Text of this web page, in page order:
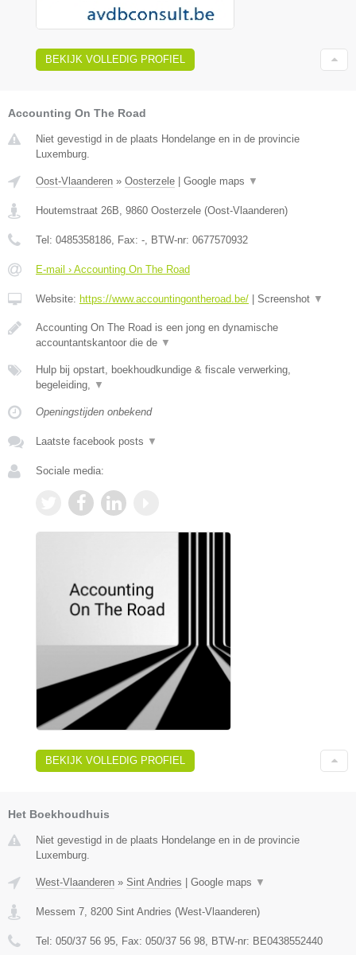
BEKIJK VOLLEDIG PROFIEL
Accounting On The Road
Niet gevestigd in de plaats Hondelange en in de provincie
Luxemburg.
Oost-Vlaanderen » Oosterzele Google maps ▼
Houtemstraat 26B 9860 Oosterzele (Oost-Vlaanderen)
Tel: 0485358186 , Fax: - , BTW-nr: 0677570932
E-mail › Accounting On The Road
Website: https://www.accountingontheroad.be/ Screenshot ▼
Accounting On The Road is een jong en dynamische
accountantskantoor die de ▼
Hulp bij opstart, boekhoudkundige & fiscale verwerking,
begeleiding,
▼
Openingstijden onbekend
Laatste facebook posts ▼
Sociale media:
BEKIJK VOLLEDIG PROFIEL
Het Boekhoudhuis
Niet gevestigd in de plaats Hondelange en in de provincie
Luxemburg.
West-Vlaanderen » Sint Andries Google maps ▼
Messem 7 8200 Sint Andries (West-Vlaanderen)
Tel: 050/37 56 95 , Fax: 050/37 56 98 , BTW-nr: BE0438552440